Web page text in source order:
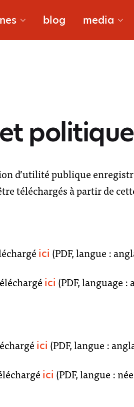
blog media
macina
niono
segou
à propos
contact
politique
d’utilité publique
téléchargés à partir de
ici (PDF, langue :
ici (PDF, language :
ici (PDF, langue :
ici (PDF, langue :